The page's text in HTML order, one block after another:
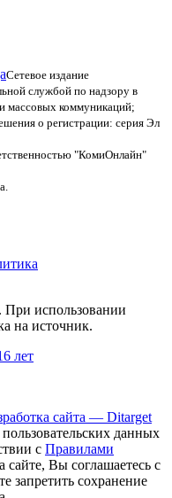
Сетевое издание
службой по надзору в
массовых коммуникаций;
о регистрации: серия Эл
"КомиОнлайн"
использовании
на источник.
лет
сайта — Ditarget
данных
с Правилами
сайте, Вы соглашаетесь с
запретить сохранение